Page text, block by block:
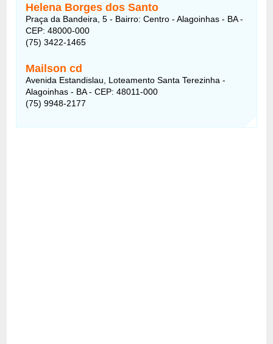
Helena Borges dos Santo
Praça da Bandeira, 5 - Bairro: Centro - Alagoinhas - BA -
CEP: 48000-000
(75) 3422-1465
Mailson cd
Avenida Estandislau, Loteamento Santa Terezinha -
Alagoinhas - BA - CEP: 48011-000
(75) 9948-2177